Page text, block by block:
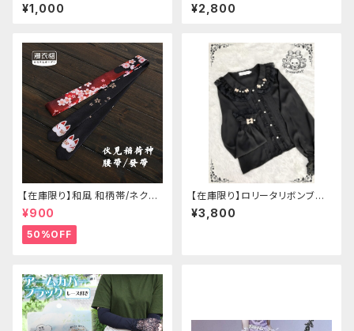
¥1,000
クリボンチャイナシャツ
¥2,800
【在庫限り】和風 和柄帯/ネクタ
イ/リボン（狐面/金魚
¥900
50%OFF
【在庫限り】ロリータリボンブラ
ウス：フリーサイズ
¥3,800